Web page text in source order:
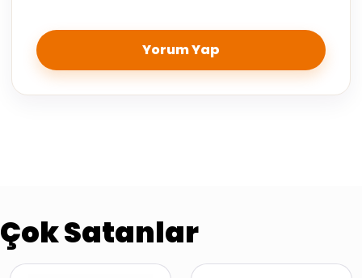
Yorum Yap
Çok Satanlar